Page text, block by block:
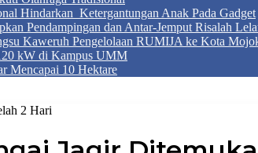
Hindarkan Ketergantungan Anak Pada Gadget
Pendampingan dan Antar-Jemput Risalah
Kaweruh Pengelolaan RUMIJA ke Kota
kW di Kampus UMM
Mencapai 10 Hektare
2 Hari